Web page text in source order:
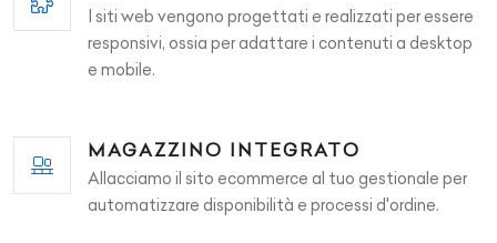
I siti web vengono progettati e realizzati per essere
responsivi, ossia per adattare i contenuti a desktop
e mobile.
MAGAZZINO INTEGRATO
Allacciamo il sito ecommerce al tuo gestionale per
automatizzare disponibilità e processi d'ordine.